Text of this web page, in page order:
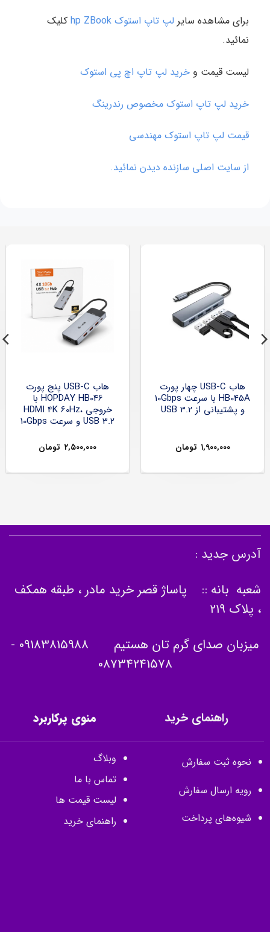
برای مشاهده سایر لپ تاپ استوک hp ZBook
کلیک
نمائید.
لیست قیمت و خرید لپ تاپ اچ پی استوک
خرید لپ تاپ استوک مخصوص رندرینگ
قیمت لپ تاپ استوک مهندسی
از سایت اصلی سازنده دیدن نمائید.
هاب USB-C چهار پورت
HB045A با سرعت 10Gbps
و پشتیبانی از USB 3.2
۱,۹۰۰,۰۰۰ تومان
هاب USB-C پنج پورت
HOPDAY HB046 با
خروجی HDMI 4K 60Hz،
USB 3.2 و سرعت 10Gbps
۲,۵۰۰,۰۰۰ تومان
آدرس جدید :
شعبه بانه :: پاساژ قصر خرید مادر ، طبقه همکف
، پلاک 219
میزبان صدای گرم تان هستیم 09183815988
-
08734241578
راهنمای خرید
نحوه ثبت سفارش
رویه ارسال سفارش
شیوه‌های پرداخت
منوی پرکاربرد
وبلاگ
تماس با ما
لیست قیمت ها
راهنمای خرید